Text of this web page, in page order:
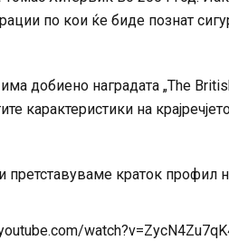
по кои ќе биде познат
има добиено наградата „Тhe
карактеристики на
претставуваме краток профил